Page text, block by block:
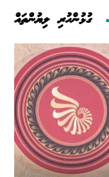
ގުޅުންހުރި ލިޔުންތައް